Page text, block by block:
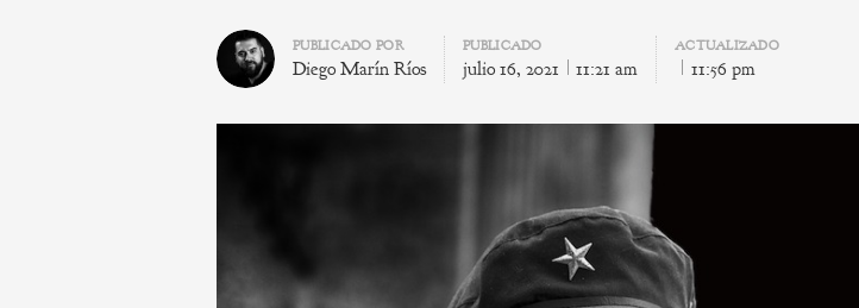
Author
PUBLICADO POR
Diego Marín Ríos
PUBLICADO
julio 16, 2021 11:21 am
ACTUALIZADO
11:56 pm